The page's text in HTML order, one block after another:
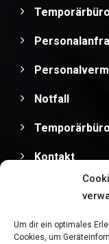
Um dir ein optimales
Cookies, um
Notfall
Kontakt
Impressum